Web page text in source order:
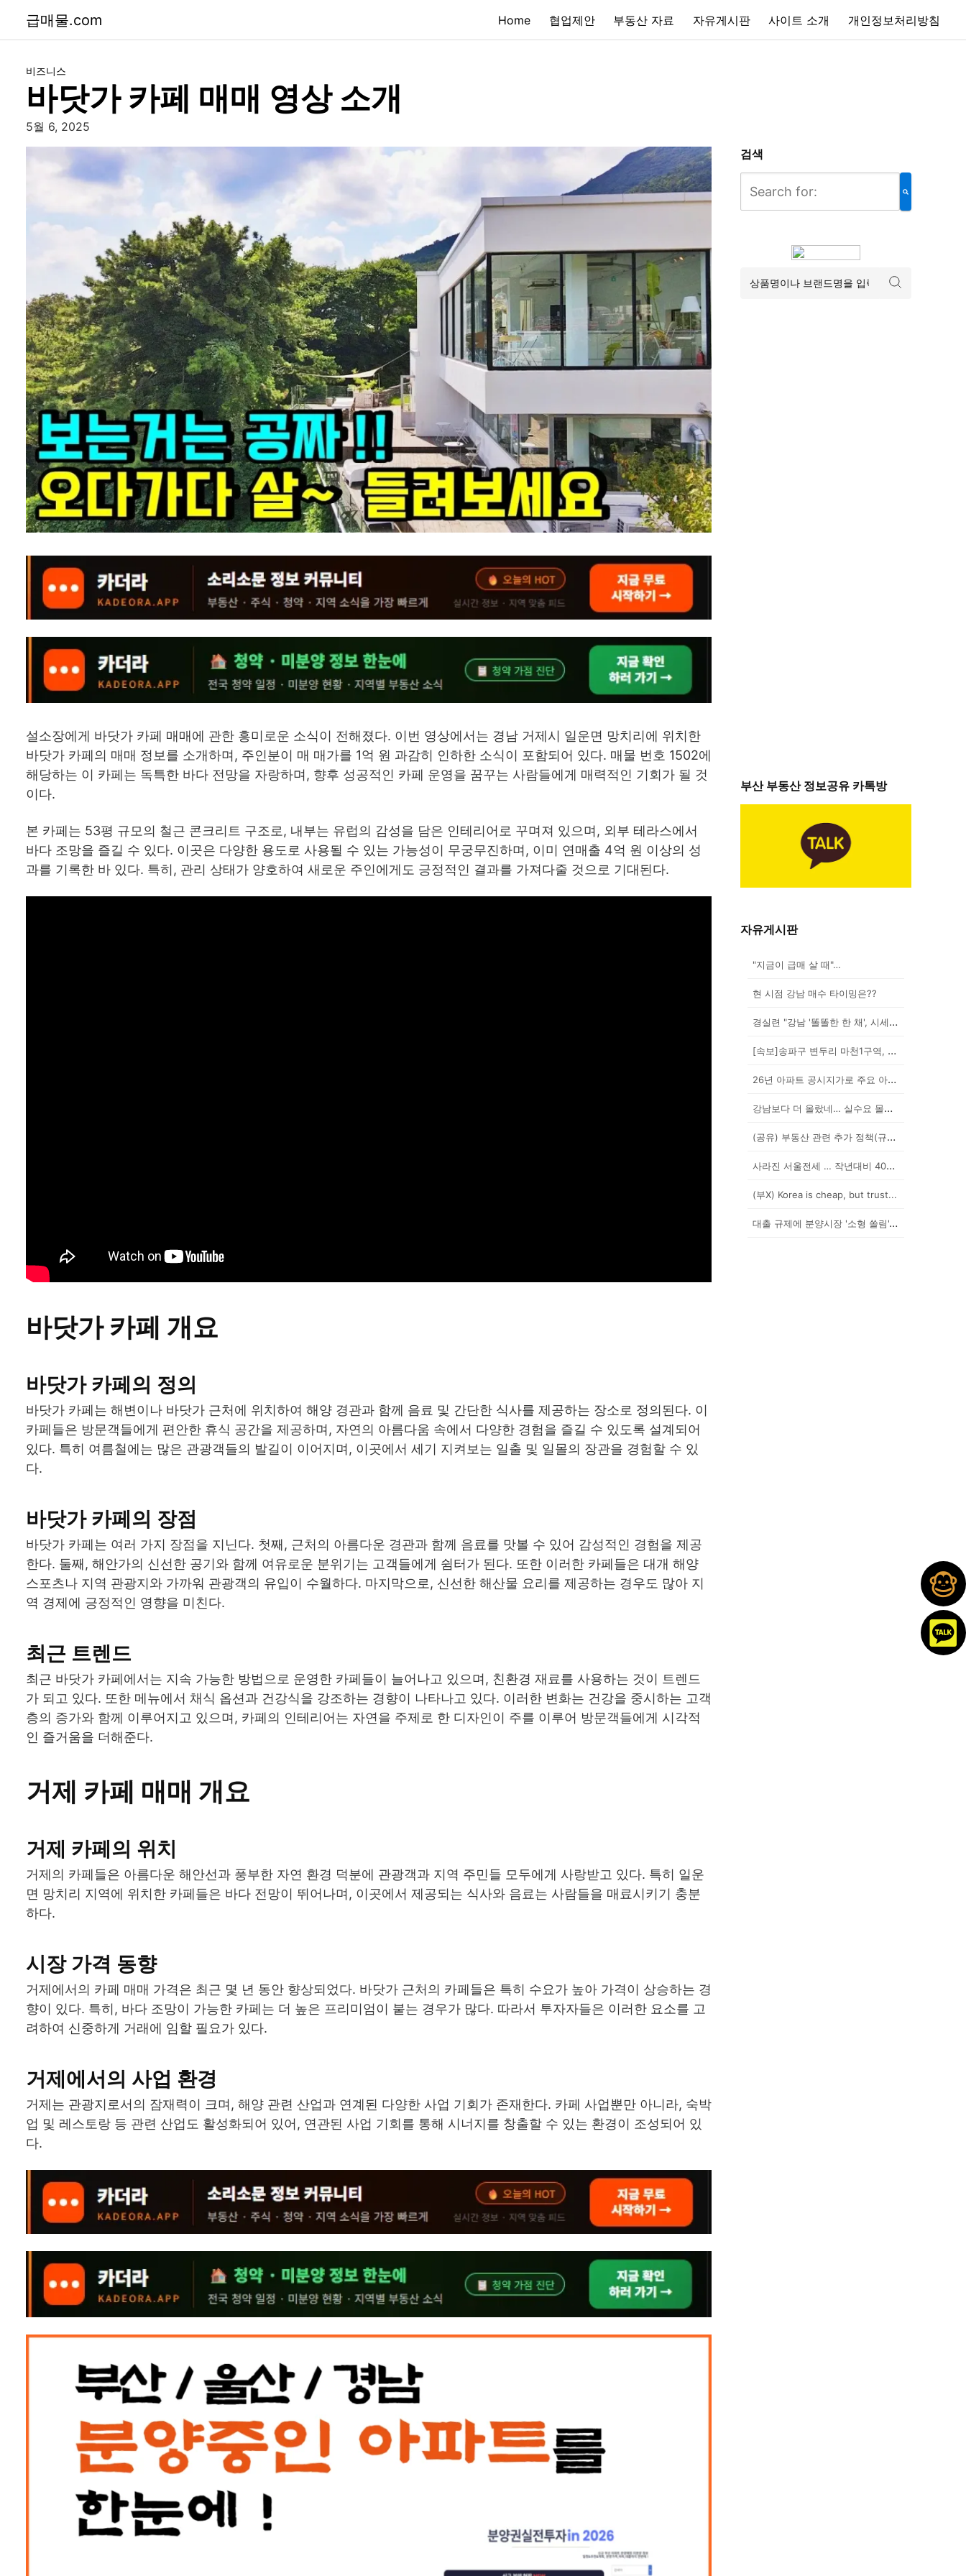
급매물.com Home 협업제안 부동산 자료 자유게시판 사이트 소개 개인정보처리방침
비즈니스
바닷가 카페 매매 영상 소개
5월 6, 2025
설소장에게 바닷가 카페 매매에 관한 흥미로운 소식이 전해졌다. 이번 영상에서는 경남 거제시 일운면 망치리에 위치한
바닷가 카페의 매매 정보를 소개하며, 주인분이 매 매가를 1억 원 과감히 인하한 소식이 포함되어 있다. 매물 번호 1502에
해당하는 이 카페는 독특한 바다 전망을 자랑하며, 향후 성공적인 카페 운영을 꿈꾸는 사람들에게 매력적인 기회가 될 것
이다.
본 카페는 53평 규모의 철근 콘크리트 구조로, 내부는 유럽의 감성을 담은 인테리어로 꾸며져 있으며, 외부 테라스에서
바다 조망을 즐길 수 있다. 이곳은 다양한 용도로 사용될 수 있는 가능성이 무궁무진하며, 이미 연매출 4억 원 이상의 성
과를 기록한 바 있다. 특히, 관리 상태가 양호하여 새로운 주인에게도 긍정적인 결과를 가져다줄 것으로 기대된다.
바닷가 카페 개요
바닷가 카페의 정의
바닷가 카페는 해변이나 바닷가 근처에 위치하여 해양 경관과 함께 음료 및 간단한 식사를 제공하는 장소로 정의된다. 이
카페들은 방문객들에게 편안한 휴식 공간을 제공하며, 자연의 아름다움 속에서 다양한 경험을 즐길 수 있도록 설계되어
있다. 특히 여름철에는 많은 관광객들의 발길이 이어지며, 이곳에서 세기 지켜보는 일출 및 일몰의 장관을 경험할 수 있
다.
바닷가 카페의 장점
바닷가 카페는 여러 가지 장점을 지닌다. 첫째, 근처의 아름다운 경관과 함께 음료를 맛볼 수 있어 감성적인 경험을 제공
한다. 둘째, 해안가의 신선한 공기와 함께 여유로운 분위기는 고객들에게 쉼터가 된다. 또한 이러한 카페들은 대개 해양
스포츠나 지역 관광지와 가까워 관광객의 유입이 수월하다. 마지막으로, 신선한 해산물 요리를 제공하는 경우도 많아 지
역 경제에 긍정적인 영향을 미친다.
최근 트렌드
최근 바닷가 카페에서는 지속 가능한 방법으로 운영한 카페들이 늘어나고 있으며, 친환경 재료를 사용하는 것이 트렌드
가 되고 있다. 또한 메뉴에서 채식 옵션과 건강식을 강조하는 경향이 나타나고 있다. 이러한 변화는 건강을 중시하는 고객
층의 증가와 함께 이루어지고 있으며, 카페의 인테리어는 자연을 주제로 한 디자인이 주를 이루어 방문객들에게 시각적
인 즐거움을 더해준다.
거제 카페 매매 개요
거제 카페의 위치
거제의 카페들은 아름다운 해안선과 풍부한 자연 환경 덕분에 관광객과 지역 주민들 모두에게 사랑받고 있다. 특히 일운
면 망치리 지역에 위치한 카페들은 바다 전망이 뛰어나며, 이곳에서 제공되는 식사와 음료는 사람들을 매료시키기 충분
하다.
시장 가격 동향
거제에서의 카페 매매 가격은 최근 몇 년 동안 향상되었다. 바닷가 근처의 카페들은 특히 수요가 높아 가격이 상승하는 경
향이 있다. 특히, 바다 조망이 가능한 카페는 더 높은 프리미엄이 붙는 경우가 많다. 따라서 투자자들은 이러한 요소를 고
려하여 신중하게 거래에 임할 필요가 있다.
거제에서의 사업 환경
거제는 관광지로서의 잠재력이 크며, 해양 관련 산업과 연계된 다양한 사업 기회가 존재한다. 카페 사업뿐만 아니라, 숙박
업 및 레스토랑 등 관련 산업도 활성화되어 있어, 연관된 사업 기회를 통해 시너지를 창출할 수 있는 환경이 조성되어 있
다.
검색
부산 부동산 정보공유 카톡방
자유게시판
"지금이 급매 살 때"…
현 시점 강남 매수 타이밍은??
경실련 "강남 '똘똘한 한 채', 시세 차익 102억인...
[속보]송파구 변두리 마천1구역, 49층 랜드마크로 날...
26년 아파트 공시지가로 주요 아파트 보유세 시뮬레이션...
강남보다 더 올랐네… 실수요 몰린 이곳은?
(공유) 부동산 관련 추가 정책(규제) 발표 예상됩니다...
사라진 서울전세 … 작년대비 40% '뚝'
(부X) Korea is cheap, but trust...
대출 규제에 분양시장 '소형 쏠림'…20평 이하 경쟁률...